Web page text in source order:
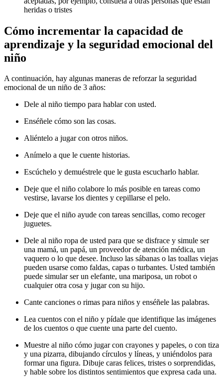
heridas o tristes
Cómo incrementar la capacidad de
aprendizaje y la seguridad emocional del
niño
A continuación, hay algunas maneras de reforzar la seguridad
emocional de un niño de 3 años:
Dele al niño tiempo para hablar con usted.
Enséñele cómo son las cosas.
Aliéntelo a jugar con otros niños.
Anímelo a que le cuente historias.
Escúchelo y demuéstrele que le gusta escucharlo hablar.
Deje que el niño colabore lo más posible en tareas como
vestirse, lavarse los dientes y cepillarse el pelo.
Deje que el niño ayude con tareas sencillas, como recoger
juguetes.
Dele al niño ropa de usted para que se disfrace y simule ser
una mamá, un papá, un proveedor de atención médica, un
vaquero o lo que desee. Incluso las sábanas o las toallas viejas
pueden usarse como faldas, capas o turbantes. Usted también
puede simular ser un elefante, una mariposa, un robot o
cualquier otra cosa y jugar con su hijo.
Cante canciones o rimas para niños y enséñele las palabras.
Lea cuentos con el niño y pídale que identifique las imágenes
de los cuentos o que cuente una parte del cuento.
Muestre al niño cómo jugar con crayones y papeles, o con tiza
y una pizarra, dibujando círculos y líneas, y uniéndolos para
formar una figura. Dibuje caras felices, tristes o sorprendidas,
y hable sobre los distintos sentimientos que expresa cada una.